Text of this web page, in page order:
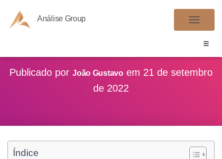
Análise Group
A
R
N
A
V
Publicado porJoão Gustavoem 21 de setembro
de 2022
Índice